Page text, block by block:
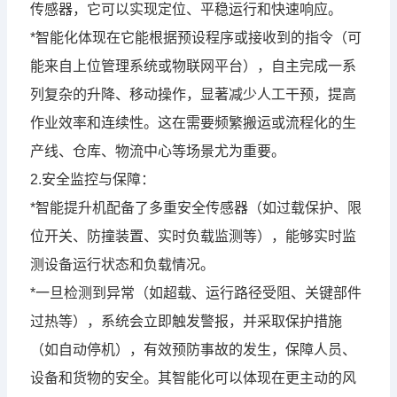
传感器，它可以实现定位、平稳运行和快速响应。
*智能化体现在它能根据预设程序或接收到的指令（可
能来自上位管理系统或物联网平台），自主完成一系
列复杂的升降、移动操作，显著减少人工干预，提高
作业效率和连续性。这在需要频繁搬运或流程化的生
产线、仓库、物流中心等场景尤为重要。
2.安全监控与保障：
*智能提升机配备了多重安全传感器（如过载保护、限
位开关、防撞装置、实时负载监测等），能够实时监
测设备运行状态和负载情况。
*一旦检测到异常（如超载、运行路径受阻、关键部件
过热等），系统会立即触发警报，并采取保护措施
（如自动停机），有效预防事故的发生，保障人员、
设备和货物的安全。其智能化可以体现在更主动的风